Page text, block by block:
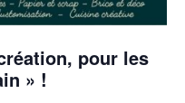
pour les
» !